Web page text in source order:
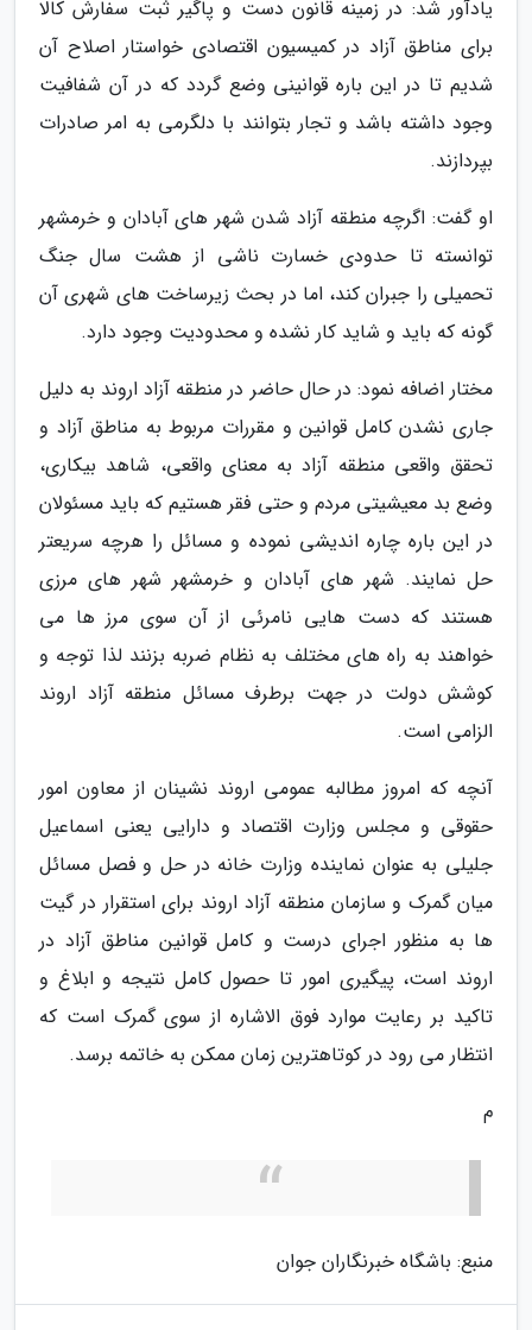
یادآور شد: در زمینه قانون دست و پاگیر ثبت سفارش کالا
برای مناطق آزاد در کمیسیون اقتصادی خواستار اصلاح آن
شدیم تا در این باره قوانینی وضع گردد که در آن شفافیت
وجود داشته باشد و تجار بتوانند با دلگرمی به امر صادرات
بپردازند.
او گفت: اگرچه منطقه آزاد شدن شهر های آبادان و خرمشهر
توانسته تا حدودی خسارت ناشی از هشت سال جنگ
تحمیلی را جبران کند، اما در بحث زیرساخت های شهری آن
گونه که باید و شاید کار نشده و محدودیت وجود دارد.
مختار اضافه نمود: در حال حاضر در منطقه آزاد اروند به دلیل
جاری نشدن کامل قوانین و مقررات مربوط به مناطق آزاد و
تحقق واقعی منطقه آزاد به معنای واقعی، شاهد بیکاری،
وضع بد معیشیتی مردم و حتی فقر هستیم که باید مسئولان
در این باره چاره اندیشی نموده و مسائل را هرچه سریعتر
حل نمایند. شهر های آبادان و خرمشهر شهر های مرزی
هستند که دست هایی نامرئی از آن سوی مرز ها می
خواهند به راه های مختلف به نظام ضربه بزنند لذا توجه و
کوشش دولت در جهت برطرف مسائل منطقه آزاد اروند
الزامی است.
آنچه که امروز مطالبه عمومی اروند نشینان از معاون امور
حقوقی و مجلس وزارت اقتصاد و دارایی یعنی اسماعیل
جلیلی به عنوان نماینده وزارت خانه در حل و فصل مسائل
میان گمرک و سازمان منطقه آزاد اروند برای استقرار در گیت
ها به منظور اجرای درست و کامل قوانین مناطق آزاد در
اروند است، پیگیری امور تا حصول کامل نتیجه و ابلاغ و
تاکید بر رعایت موارد فوق الاشاره از سوی گمرک است که
انتظار می رود در کوتاهترین زمان ممکن به خاتمه برسد.
م
منبع: باشگاه خبرنگاران جوان